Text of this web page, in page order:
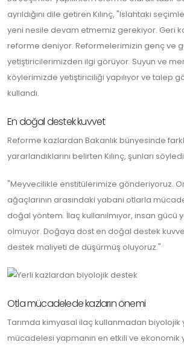
ayrıldığını dile getiren Kılınç, "Islahtaki
yeni nesile devam etmemiz gerekiyor. Geri
reforme deniyor. Reformelerimizin genç ve
yetiştiricilerimizden ilgi görüyor. Suyun ve
köylerimizde yetiştiriciliği yapılıyor ve talep
kullandı.
En doğal destek kuvvet
Reforme kazlardan Bakanlık bünyesinde
yararlandıklarını belirten Kılınç, şunları
"Meyvecilikle enstitülerimize gönderiyoruz.
ağaçlarının arasındaki yabani otlarla
doğal yöntem. İlaç kullanılmıyor, insan gücü
olmuyor. Doğaya dost en doğal destek
destek maliyeti de düşürmüş oluyoruz."
Otla mücadelede kazların önemi
Tarımda kimyasal ilaç kullanmadan biyolojik
mücadelesi yapmanın en etkili ve ekonomik